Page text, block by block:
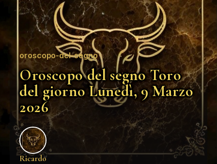
oroscopo-del-segno
Oroscopo del segno Toro
del giorno Lunedì, 9 Marzo
2026
Ricardo